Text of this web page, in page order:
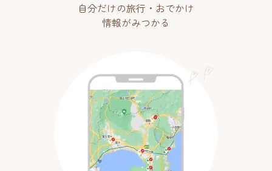
自分だけの旅行・おでかけ
情報がみつかる